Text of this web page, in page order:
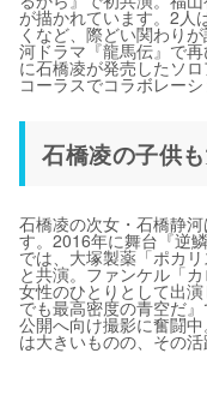
が描かれています。2人
くなど、際どい関わり
河ドラマ『龍馬伝』で
に石橋凌が発売したソ
コーラスでコラボレー
石橋凌の子供
石橋凌の次女・石橋静
す。2016年に舞台『逆
では、大塚製薬「ポカ
と共演。ファンケル「
女性のひとりとして出
でも最高密度の青空だ
公開へ向け撮影に奮闘
は大きいものの、その